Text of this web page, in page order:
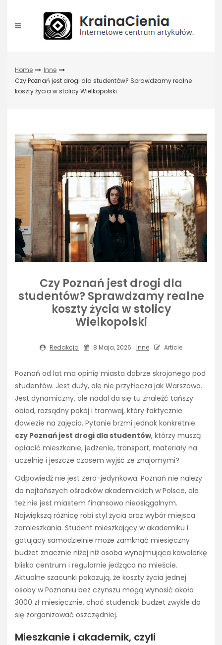
content
Home
Inne
Czy Poznań jest drogi dla studentów? Sprawdzamy realne
koszty życia w stolicy Wielkopolski
Czy Poznań jest drogi dla
studentów? Sprawdzamy realne
koszty życia w stolicy
Wielkopolski
Redakcja 8 Maja, 2026 Inne Article
Poznań od lat ma opinię miasta dobrze skrojonego pod
studentów. Jest duży, ale nie przytłacza jak Warszawa.
Jest dynamiczny, ale nadal da się tu znaleźć tańszy
obiad, rozsądny pokój i tramwaj, który faktycznie
dowiezie na zajęcia. Pytanie brzmi jednak konkretnie:
czy Poznań jest drogi dla studentów, którzy muszą
opłacić mieszkanie, jedzenie, transport, materiały na
uczelnię i jeszcze czasem wyjść ze znajomymi?
Odpowiedź nie jest zero-jedynkowa. Poznań nie należy
do najtańszych ośrodków akademickich w Polsce, ale
też nie jest miastem finansowo nieosiągalnym.
Największą różnicę robi styl życia oraz wybór miejsca
zamieszkania. Student mieszkający w akademiku i
gotujący samodzielnie może zamknąć miesięczny
budżet znacznie niżej niż osoba wynajmująca kawalerkę
blisko centrum i regularnie jedząca na mieście.
Aktualne szacunki pokazują, że koszty życia jednej
osoby w Poznaniu bez czynszu mogą wynosić około
3000 zł miesięcznie, choć studencki budżet zwykle da
się zorganizować oszczędniej.
Mieszkanie i akademik, czyli